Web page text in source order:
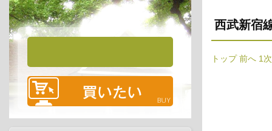
西武新宿
トップ 前へ 1